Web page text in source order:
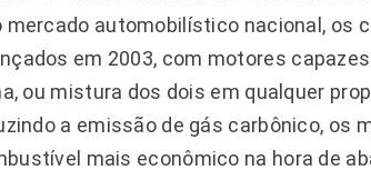
mercado automobilístico nacional, os
em 2003, com motores
ou mistura dos dois em qualquer
a emissão de gás carbônico, os
mais econômico na hora de